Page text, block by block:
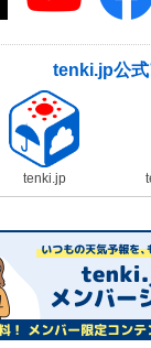
tenki.jp公式
tenki.jp